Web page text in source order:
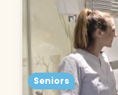
Seniors